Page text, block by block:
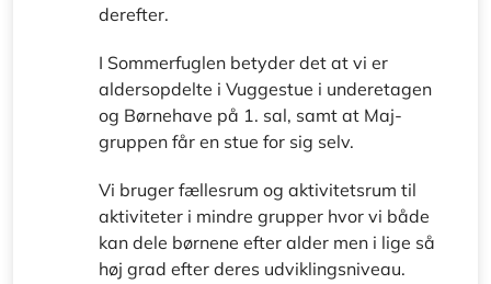
derefter.
I Sommerfuglen betyder det at vi er
aldersopdelte i Vuggestue i underetagen
og Børnehave på 1. sal, samt at Maj-
gruppen får en stue for sig selv.
Vi bruger fællesrum og aktivitetsrum til
aktiviteter i mindre grupper hvor vi både
kan dele børnene efter alder men i lige så
høj grad efter deres udviklingsniveau.